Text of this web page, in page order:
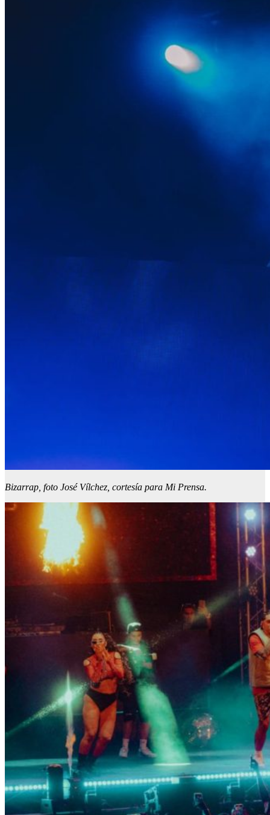
Bizarrap, foto José Vílchez, cortesía para Mi Prensa.